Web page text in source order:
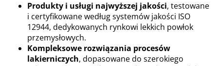
Produkty i usługi najwyższej jakości, testowane
i certyfikowane według systemów jakości ISO
12944, dedykowanych rynkowi lekkich powłok
przemysłowych.
Kompleksowe rozwiązania procesów
lakierniczych, dopasowane do szerokiego